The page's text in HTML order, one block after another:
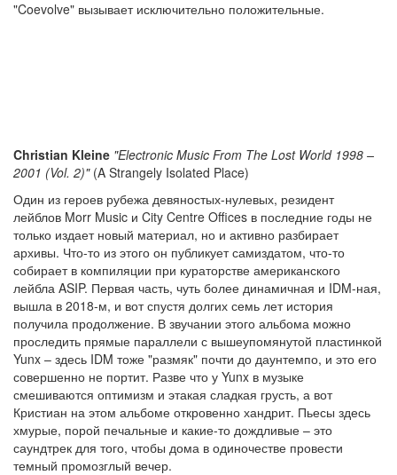
"Coevolve" вызывает исключительно положительные.
Christian Kleine "Electronic Music From The Lost World 1998 –
2001 (Vol. 2)"(A Strangely Isolated Place)
Один из героев рубежа девяностых-нулевых, резидент
лейблов Morr Music и City Centre Offices в последние годы не
только издает новый материал, но и активно разбирает
архивы. Что-то из этого он публикует самиздатом, что-то
собирает в компиляции при кураторстве американского
лейбла ASIP. Первая часть, чуть более динамичная и IDM-ная,
вышла в 2018-м, и вот спустя долгих семь лет история
получила продолжение. В звучании этого альбома можно
проследить прямые параллели с вышеупомянутой пластинкой
Yunx – здесь IDM тоже "размяк" почти до даунтемпо, и это его
совершенно не портит. Разве что у Yunx в музыке
смешиваются оптимизм и этакая сладкая грусть, а вот
Кристиан на этом альбоме откровенно хандрит. Пьесы здесь
хмурые, порой печальные и какие-то дождливые – это
саундтрек для того, чтобы дома в одиночестве провести
темный промозглый вечер.